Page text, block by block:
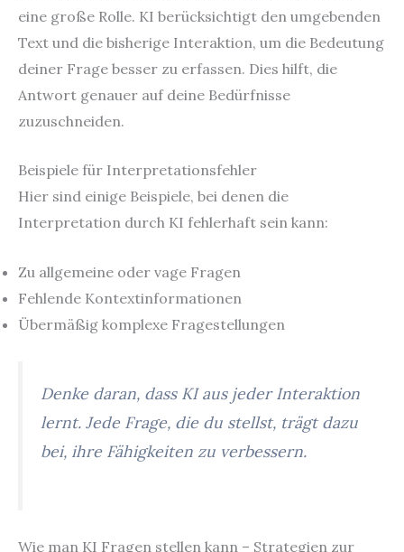
eine große Rolle. KI berücksichtigt den umgebenden
Text und die bisherige Interaktion, um die Bedeutung
deiner Frage besser zu erfassen. Dies hilft, die
Antwort genauer auf deine Bedürfnisse
zuzuschneiden.
Beispiele für Interpretationsfehler
Hier sind einige Beispiele, bei denen die
Interpretation durch KI fehlerhaft sein kann:
Zu allgemeine oder vage Fragen
Fehlende Kontextinformationen
Übermäßig komplexe Fragestellungen
Denke daran, dass KI aus jeder Interaktion
lernt. Jede Frage, die du stellst, trägt dazu
bei, ihre Fähigkeiten zu verbessern.
Wie man KI Fragen stellen kann – Strategien zur